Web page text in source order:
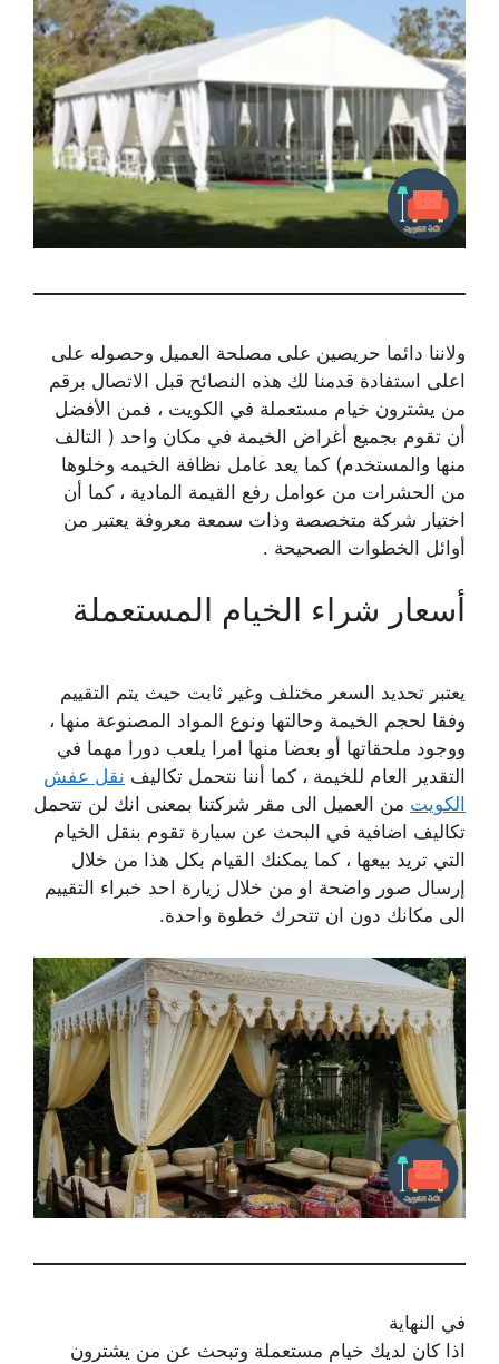
ولاننا دائما حريصين على مصلحة العميل وحصوله على
اعلى استفادة قدمنا لك هذه النصائح قبل الاتصال برقم
من يشترون خيام مستعملة في الكويت ، فمن الأفضل
أن تقوم بجميع أغراض الخيمة في مكان واحد ( التالف
منها والمستخدم) كما يعد عامل نظافة الخيمه وخلوها
من الحشرات من عوامل رفع القيمة المادية ، كما أن
اختيار شركة متخصصة وذات سمعة معروفة يعتبر من
أوائل الخطوات الصحيحة .
أسعار شراء الخيام المستعملة
يعتبر تحديد السعر مختلف وغير ثابت حيث يتم التقييم
وفقا لحجم الخيمة وحالتها ونوع المواد المصنوعة منها ،
ووجود ملحقاتها أو بعضا منها امرا يلعب دورا مهما في
التقدير العام للخيمة ، كما أننا نتحمل تكاليف نقل عفش
الكويت من العميل الى مقر شركتنا بمعنى انك لن تتحمل
تكاليف اضافية في البحث عن سيارة تقوم بنقل الخيام
التي تريد بيعها ، كما يمكنك القيام بكل هذا من خلال
إرسال صور واضحة او من خلال زيارة احد خبراء التقييم
الى مكانك دون ان تتحرك خطوة واحدة.
في النهاية
اذا كان لديك خيام مستعملة وتبحث عن من يشترون